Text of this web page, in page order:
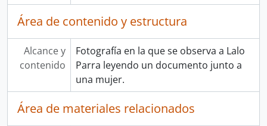
Área de contenido y estructura
Alcance y
contenido
Fotografía en la que se observa a Lalo
Parra leyendo un documento junto a
una mujer.
Área de materiales relacionados